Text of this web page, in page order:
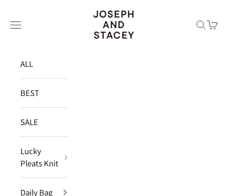
JOSEPH AND STACEY JAPAN
メニュー
検索カー
ALL
BEST
SALE
Lucky
Pleats Knit
Daily Bag